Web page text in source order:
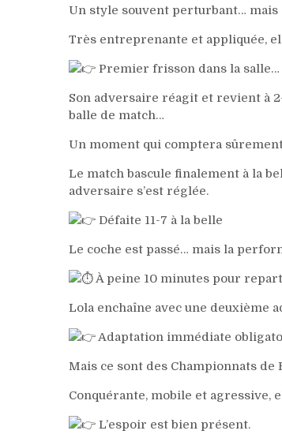
Un style souvent perturbant… mais
Très entreprenante et appliquée,
Premier frisson dans la salle…
Son adversaire réagit et revient à
balle de match…
Un moment qui comptera
Le match bascule finalement à la
adversaire s’est réglée.
Défaite 11-7 à la belle
Le coche est passé… mais la
À peine 10 minutes pour
Lola enchaîne avec une deuxième
Adaptation immédiate
Mais ce sont des Championnats de
Conquérante, mobile et agressive,
L’espoir est bien présent.